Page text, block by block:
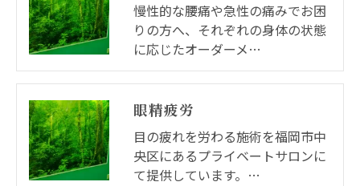
慢性的な腰痛や急性の痛みでお困
りの方へ、それぞれの身体の状態
に応じたオーダーメ…
眼精疲労
目の疲れを労わる施術を福岡市中
央区にあるプライベートサロンに
て提供しています。…